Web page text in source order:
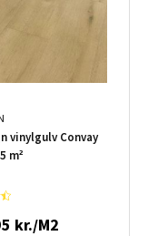
vinylgulv Convay
m²
kr./M2